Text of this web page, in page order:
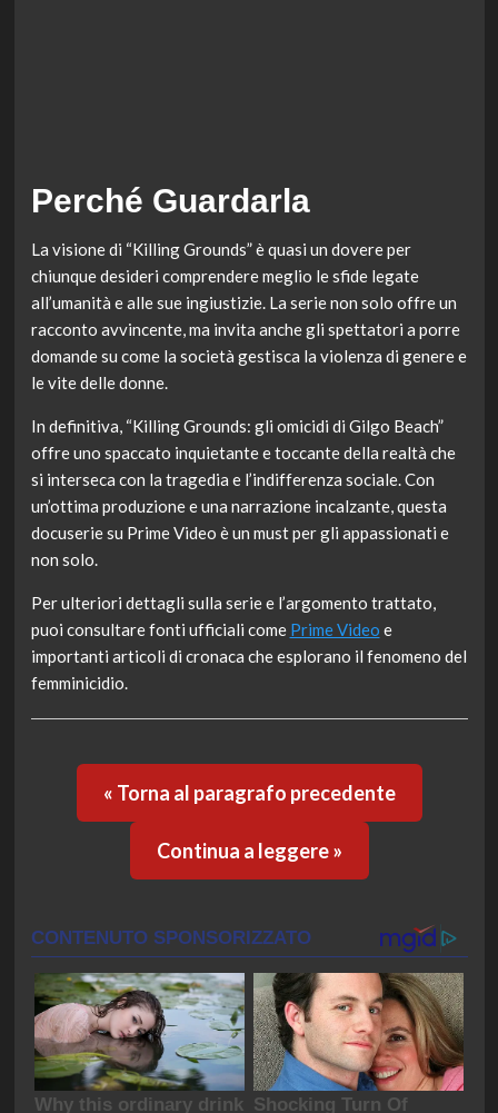
Perché Guardarla
La visione di “Killing Grounds” è quasi un dovere per
chiunque desideri comprendere meglio le sfide legate
all’umanità e alle sue ingiustizie. La serie non solo offre un
racconto avvincente, ma invita anche gli spettatori a porre
domande su come la società gestisca la violenza di genere e
le vite delle donne.
In definitiva, “Killing Grounds: gli omicidi di Gilgo Beach”
offre uno spaccato inquietante e toccante della realtà che
si interseca con la tragedia e l’indifferenza sociale. Con
un’ottima produzione e una narrazione incalzante, questa
docuserie su Prime Video è un must per gli appassionati e
non solo.
Per ulteriori dettagli sulla serie e l’argomento trattato,
puoi consultare fonti ufficiali come Prime Video e
importanti articoli di cronaca che esplorano il fenomeno del
femminicidio.
« Torna al paragrafo precedente
Continua a leggere »